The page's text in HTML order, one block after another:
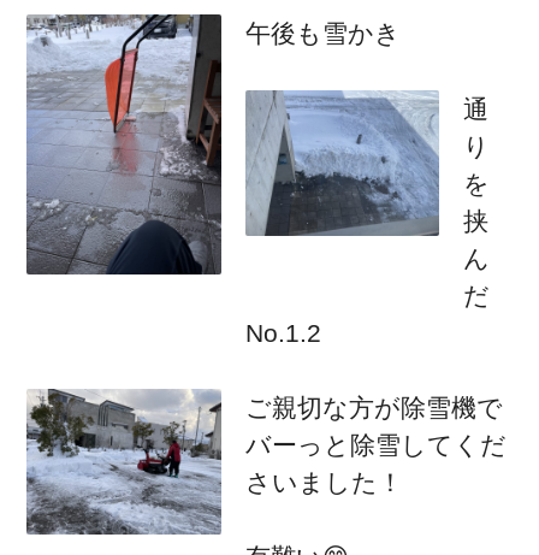
午後も雪かき
通
り
を
挟
ん
だ
No.1.2
ご親切な方が除雪機で
バーっと除雪してくだ
さいました！